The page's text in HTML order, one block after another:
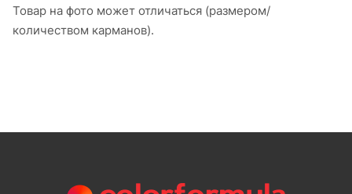
Товар на фото может отличаться (размером/
количеством карманов).